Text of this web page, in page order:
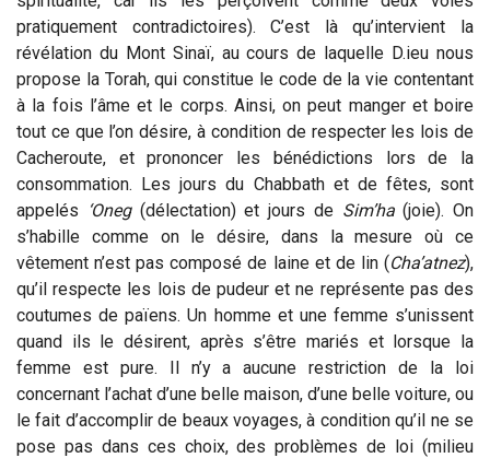
pratiquement contradictoires). C’est là qu’intervient la
révélation du Mont Sinaï, au cours de laquelle D.ieu nous
propose la Torah, qui constitue le code de la vie contentant
à la fois l’âme et le corps. Ainsi, on peut manger et boire
tout ce que l’on désire, à condition de respecter les lois de
Cacheroute, et prononcer les bénédictions lors de la
consommation. Les jours du Chabbath et de fêtes, sont
appelés ‘Oneg (délectation) et jours de Sim’ha(joie). On
s’habille comme on le désire, dans la mesure où ce
vêtement n’est pas composé de laine et de lin (Cha’atnez),
qu’il respecte les lois de pudeur et ne représente pas des
coutumes de païens. Un homme et une femme s’unissent
quand ils le désirent, après s’être mariés et lorsque la
femme est pure. Il n’y a aucune restriction de la loi
concernant l’achat d’une belle maison, d’une belle voiture, ou
le fait d’accomplir de beaux voyages, à condition qu’il ne se
pose pas dans ces choix, des problèmes de loi (milieu